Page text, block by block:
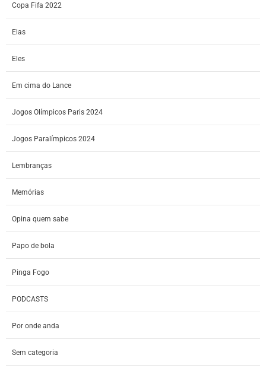
Copa Fifa 2022
Elas
Eles
Em cima do Lance
Jogos Olímpicos Paris 2024
Jogos Paralímpicos 2024
Lembranças
Memórias
Opina quem sabe
Papo de bola
Pinga Fogo
PODCASTS
Por onde anda
Sem categoria